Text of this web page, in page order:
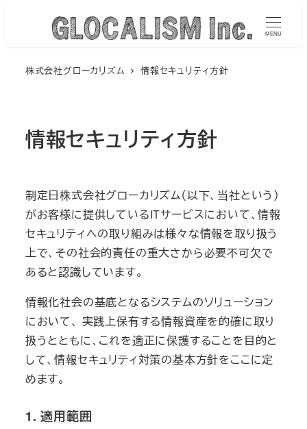
MENU
株式会社グローカリズム 情報セキュリティ方針
情報セキュリティ方針
制定日株式会社グローカリズム（以下、当社という）
がお客様に提供しているITサービスにおいて、情報
セキュリティへの取り組みは様々な情報を取り扱う
上で、その社会的責任の重大さから必要不可欠で
あると認識しています。
情報化社会の基底となるシステムのソリューション
において、 実践上保有する情報資産を的確に取り
扱うとともに、これを適正に保護することを目的と
して、情報セキュリティ対策の基本方針をここに定
めます。
1. 適用範囲